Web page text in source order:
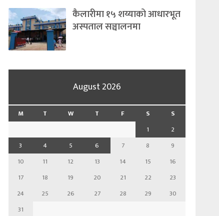
कैलारीमा १५ शय्याको आधारभूत
अस्पताल सञ्चालनमा
August 2026
M T W T F S
S
1
2
3
4 5 6 7 8
9
10
11 12 13 14 15
16
17
18 19 20 21 22
23
24
25 26 27 28 29
30
31